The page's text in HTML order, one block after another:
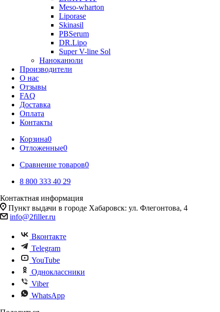
Meso-wharton
Liporase
Skinasil
PBSerum
DR.Lipo
Super V-line Sol
Наноканюли
Производители
О нас
Отзывы
FAQ
Доставка
Оплата
Контакты
Корзина0
Отложенные0
Сравнение товаров0
8 800 333 40 29
Контактная информация
Пункт выдачи в городе Хабаровск: ул. Флегонтова, 4
info@2filler.ru
Вконтакте
Telegram
YouTube
Одноклассники
Viber
WhatsApp